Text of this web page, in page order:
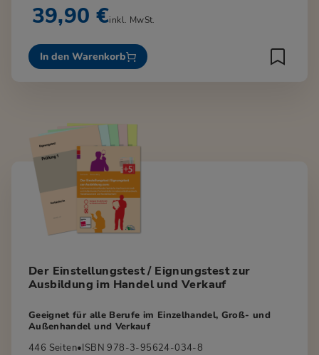
39,90 €inkl. MwSt.
In den Warenkorb
Der Einstellungstest / Eignungstest zur
Ausbildung im Handel und Verkauf
Geeignet für alle Berufe im Einzelhandel, Groß- und
Außenhandel und Verkauf
446 Seiten•ISBN 978-3-95624-034-8